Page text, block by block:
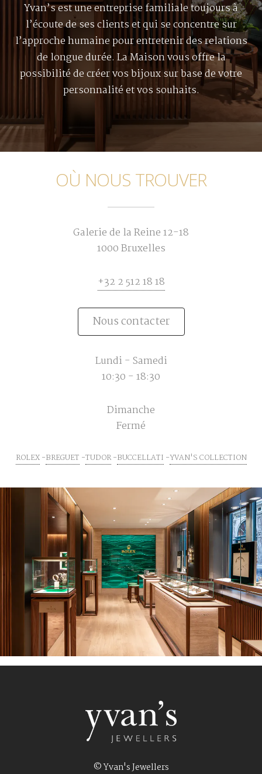
Yvan’s est une entreprise familiale toujours à
l’écoute de ses clients et qui se concentre sur
l’approche humaine pour entretenir des relations
de longue durée. La Maison vous offre la
possibilité de créer vos bijoux sur base de votre
personnalité et vos souhaits.
OÙ NOUS TROUVER
Galerie de la Reine 12-18
1000 Bruxelles
+32 2 512 18 18
Nous contacter
Lundi - Samedi
10:30 - 18:30
Dimanche
Fermé
ROLEX BREGUET TUDOR BUCCELLATI YVAN'S COLLECTION
© Yvan's Jewellers